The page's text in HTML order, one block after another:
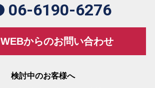
06-6190-6276
WEBからのお問い合わせ
検討中のお客様へ